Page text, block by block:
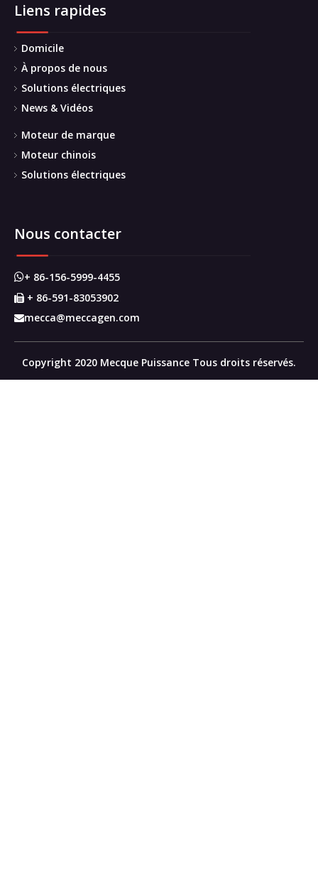
Liens rapides
Domicile
À propos de nous
Solutions électriques
News & Vidéos
Moteur de marque
Moteur chinois
Solutions électriques
Nous contacter
+ 86-156-5999-4455
 + 86-591-83053902
mecca@meccagen.com
Copyright 2020 Mecque Puissance Tous droits réservés.